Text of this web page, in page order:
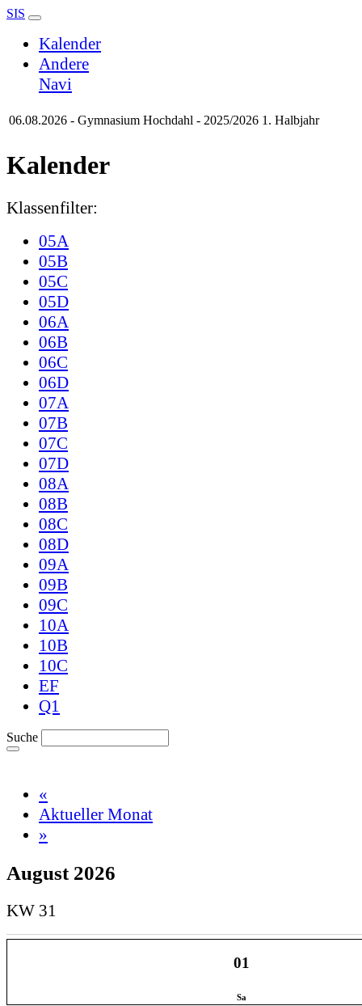
SIS
Kalender
Andere
Navi
06.08.2026 - Gymnasium Hochdahl - 2025/2026 1. Halbjahr
Kalender
Klassenfilter:
05A
05B
05C
05D
06A
06B
06C
06D
07A
07B
07C
07D
08A
08B
08C
08D
09A
09B
09C
10A
10B
10C
EF
Q1
Suche
«
Aktueller Monat
»
August 2026
KW 31
01
Sa